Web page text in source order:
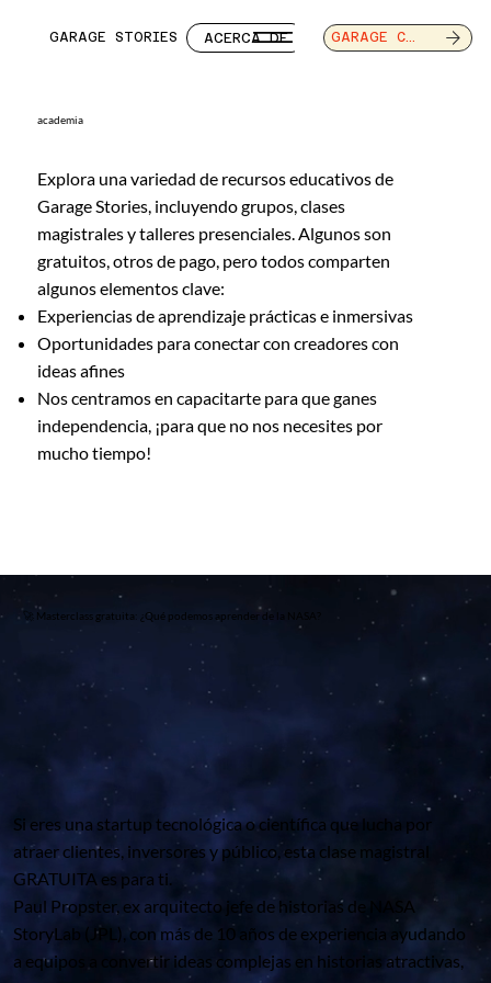
GARAGE STORIES ACERCA DE SERVICIOS
GARAGE CAFE
academia
Explora una variedad de recursos educativos de
Garage Stories, incluyendo grupos, clases
magistrales y talleres presenciales. Algunos son
gratuitos, otros de pago, pero todos comparten
algunos elementos clave:
Experiencias de aprendizaje prácticas e inmersivas
Oportunidades para conectar con creadores con
ideas afines
Nos centramos en capacitarte para que ganes
independencia, ¡para que no nos necesites por
mucho tiempo!
🚀 Masterclass gratuita: ¿Qué podemos aprender de la NASA?
Si eres una startup tecnológica o científica que lucha por
atraer clientes, inversores y público, esta clase magistral
GRATUITA es para ti.
Paul Propster, ex arquitecto jefe de historias de NASA
StoryLab (JPL), con más de 10 años de experiencia ayudando
a equipos a convertir ideas complejas en historias atractivas,